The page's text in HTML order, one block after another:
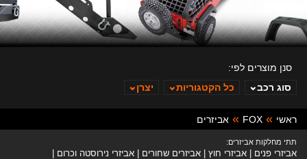
ב. ינוביץ
סנן מוצרים לפי:
סוג רכב
כל הקטגוריות יצרן
ראשי FOX אביזרים
תתי מחלקות אביזרים:
אביזרי פנים אביזרי חוץ אביזרים שחורים
אביזרי נירוסטה וכרום